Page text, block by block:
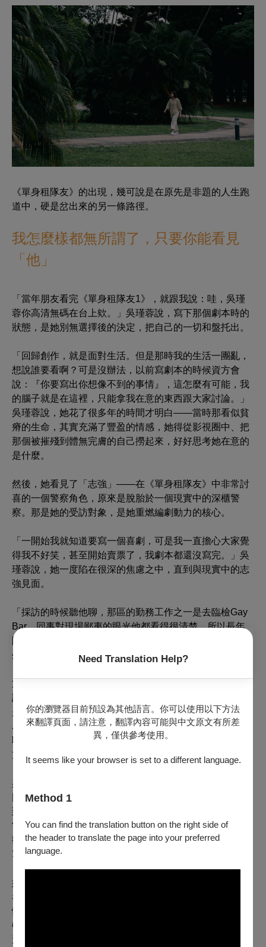
Need Translation Help?
你的瀏覽器目前預設為其他語言。你可以使用以下方法
來翻譯頁面，請注意，翻譯內容可能與中文原文有所差
異，僅供參考使用。
It seems like your browser is set to a different language.
Method 1
You can find the translation button on the right side of
the header to translate the page into your preferred
language.
《單身租隊友》的出現，幾可說是在原先是非題的人生跑
道中，硬是岔出來的另一條路徑。
我怎麼樣都無所謂了，只要你能看見
「他」
「當年朋友看完《單身租隊友1》，就跟我說：哇，吳瑾
蓉你高清無碼在台上欸。」吳瑾蓉說，寫下那個劇本時的
狀態，是她別無選擇後的決定，把自己的一切和盤托出。
「回歸創作，就是面對生活。但是那時我的生活一團亂，
想說誰要看啊？可是沒辦法，以前寫劇本的時候資方會
說：『你要寫出你想像不到的事情』，這怎麼有可能，我
的腦子就是在這裡，只能拿我在意的東西跟大家討論。」
吳瑾蓉說，她花了很多年的時間才明白——當時那看似貧
瘠的生命，其實充滿了豐盈的情感，她得從影視圈中、把
那個被摧殘到體無完膚的自己撈起來，好好思考她在意的
是什麼。
然後，她看見了「志強」——在《單身租隊友》中非常討
喜的一個警察角色，原來是脫胎於一個現實中的深櫃警
察。那是她的受訪對象，是她重燃編劇動力的核心。
「一開始我就知道要寫一個喜劇，可是我一直擔心大家覺
得我不好笑，甚至開始賣票了，我劇本都還沒寫完。」吳
瑾蓉說，她一度陷在很深的焦慮之中，直到與現實中的志
強見面。
「採訪的時候聽他聊，那區的勤務工作之一是去臨檢Gay
Bar，同事對現場鄙夷的眼光他都看得很清楚。所以長年
隱瞞自己的同志身分，升官後還被長官帶去酒店喝花酒，
外表看起來完全就是一個直男。」
第一次的採訪已夠吳瑾蓉震撼，沒想到二次見面，更是聽
說他要和一個女生結婚了。「他說這樣才對得起媽媽，他
是單親家庭，擔心媽媽會認為自己是沒有爸爸的陪伴才成
為同志，他想讓媽媽安心。」雖已是多年前的採訪了，但
聊及這一段，吳瑾蓉仍然激動，她記得當下自己直接向對
方提議：「我拜託你帶媽媽來看戲。」
吳瑾蓉說，後期《單身租隊友》她總算能夠放鬆地去寫，
因為「我不在意大家會怎麼看『我』了，我只想讓觀眾看
到這個人的故事。演出後我幾乎每一場都坐在底下，編劇
當了10多年，常常不知道自己在幹嘛。那時候我想要坐在
觀眾席感受這一切，在劇場吸飽能量，知道自己為何而
寫。」
她為何而寫——現實中的志強，後來真的帶媽媽走進劇場
看了戲中的志強，「他跟我說，媽媽看完以後好像什麼都
懂了，雖然一切沒有說破，但是
頓了一會兒，
還是低估了媽媽的愛吧？」